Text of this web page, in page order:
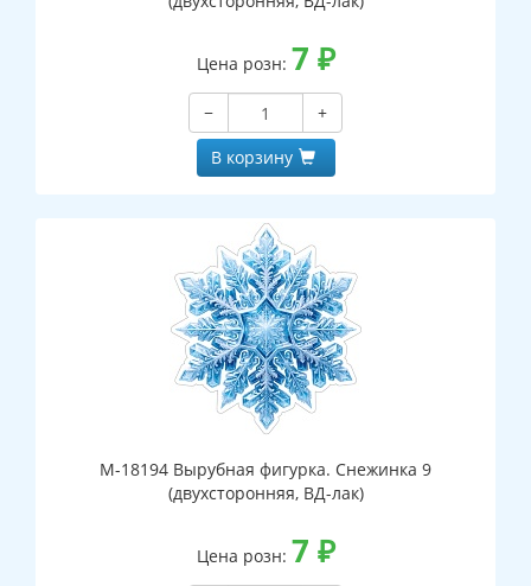
Цена розн: 7 ₽
−
+
В корзину
М-18194 Вырубная фигурка. Снежинка 9
(двухсторонняя, ВД-лак)
Цена розн: 7 ₽